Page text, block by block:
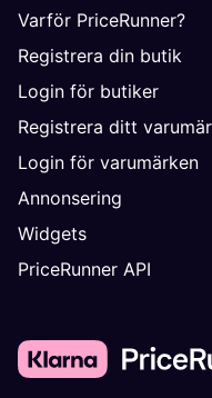
Varför PriceRunner?
Registrera din butik
Login för butiker
Registrera ditt
Login för varumärken
Annonsering
Widgets
PriceRunner API